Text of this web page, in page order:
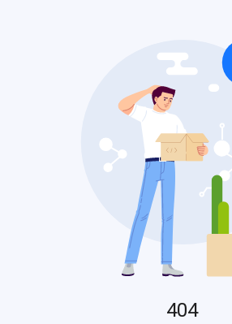
386 Nguyễn Hữu Thọ, P. Cẩm Lệ, TP. Đà Nẵng
- Nệm Việt Chất
569 Điện Biên Phủ, P. Thanh Khê, TP.Đà Nẵng
0905678143